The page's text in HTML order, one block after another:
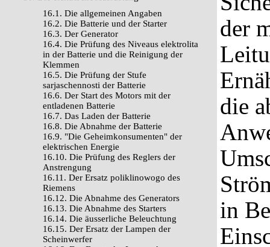
16.1. Die allgemeinen Angaben
16.2. Die Batterie und der Starter
16.3. Der Generator
16.4. Die Prüfung des Niveaus elektrolita
in der Batterie und die Reinigung der
Klemmen
16.5. Die Prüfung der Stufe
sarjaschennosti der Batterie
16.6. Der Start des Motors mit der
entladenen Batterie
16.7. Das Laden der Batterie
16.8. Die Abnahme der Batterie
16.9. "Die Geheimkonsumenten" der
elektrischen Energie
16.10. Die Prüfung des Reglers der
Anstrengung
16.11. Der Ersatz poliklinowogo des
Riemens
16.12. Die Abnahme des Generators
16.13. Die Abnahme des Starters
16.14. Die äusserliche Beleuchtung
16.15. Der Ersatz der Lampen der
Scheinwerfer
der
die
in